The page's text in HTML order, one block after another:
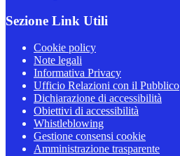
Sezione Link Utili
Cookie policy
Note legali
Informativa Privacy
Ufficio Relazioni con il Pubblico
Dichiarazione di accessibilità
Obiettivi di accessibilità
Whistleblowing
Gestione consensi cookie
Amministrazione trasparente